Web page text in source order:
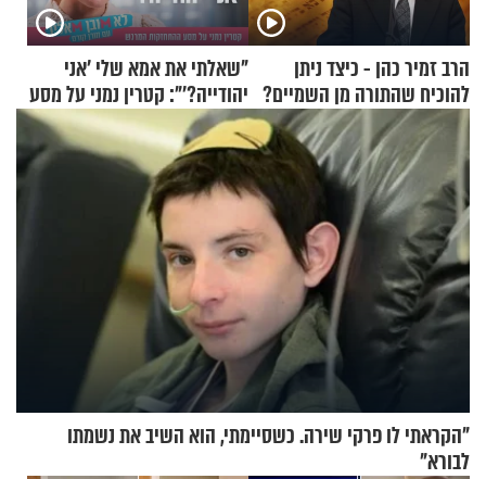
הרב זמיר כהן - כיצד ניתן
להוכיח שהתורה מן השמיים?
"שאלתי את אמא שלי 'אני
יהודייה?'": קטרין נמני על מסע
ההתחזקות המרגש
"הקראתי לו פרקי שירה. כשסיימתי, הוא השיב את נשמתו
לבורא"